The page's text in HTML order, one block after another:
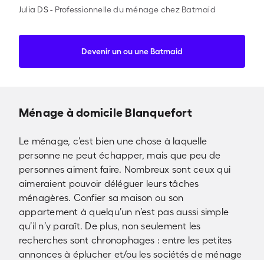
Julia DS- Professionnelle du ménage chez Batmaid
Devenir un ou une Batmaid
Ménage à domicile Blanquefort
Le ménage, c’est bien une chose à laquelle
personne ne peut échapper, mais que peu de
personnes aiment faire. Nombreux sont ceux qui
aimeraient pouvoir déléguer leurs tâches
ménagères. Confier sa maison ou son
appartement à quelqu’un n’est pas aussi simple
qu’il n’y paraît. De plus, non seulement les
recherches sont chronophages : entre les petites
annonces à éplucher et/ou les sociétés de ménage